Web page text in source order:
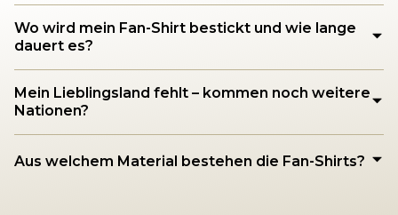
Wo wird mein Fan-Shirt bestickt und wie lange
dauert es?
Mein Lieblingsland fehlt – kommen noch weitere
Nationen?
Aus welchem Material bestehen die Fan-Shirts?